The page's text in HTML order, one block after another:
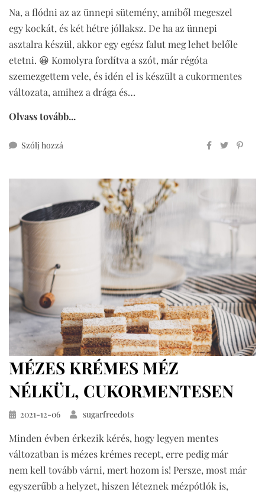
Na, a flódni az az ünnepi sütemény, amiből megeszel
egy kockát, és két hétre jóllaksz. De ha az ünnepi
asztalra készül, akkor egy egész falut meg lehet belőle
etetni. 😀 Komolyra fordítva a szót, már régóta
szemezgettem vele, és idén el is készült a cukormentes
változata, amihez a drága és…
Olvass tovább...
Szólj hozzá
MÉZES KRÉMES MÉZ
NÉLKÜL, CUKORMENTESEN
Közzétéve
2021-12-06 sugarfreedots
Minden évben érkezik kérés, hogy legyen mentes
változatban is mézes krémes recept, erre pedig már
nem kell tovább várni, mert hozom is! Persze, most már
egyszerűbb a helyzet, hiszen léteznek mézpótlók is,